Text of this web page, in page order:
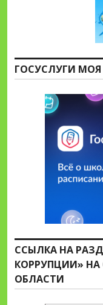
ГОСУСЛУГИ
ССЫЛКА НА
КОРРУПЦИИ»
ОБЛАСТИ